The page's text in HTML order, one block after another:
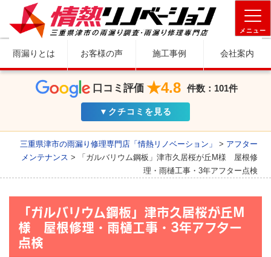
メニュー
雨漏りとは お客様の声 施工事例 会社案内
口コミ評価 ★4.8 件数：101件
▼クチコミを見る
三重県津市の雨漏り修理専門店「情熱リノベーション」 > アフター
メンテナンス >
「ガルバリウム鋼板」津市久居桜が丘M様 屋根修
理・雨樋工事・3年アフター点検
「ガルバリウム鋼板」津市久居桜が丘M
様 屋根修理・雨樋工事・3年アフター
点検